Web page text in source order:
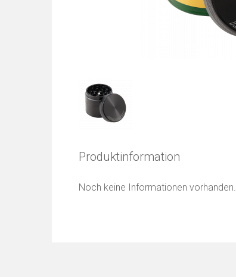
Produktinformation
Noch keine Informationen vorhanden.